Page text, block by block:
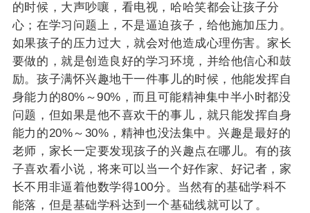
的时候，大声吵嚷，看电视，哈哈笑都会让孩子分
心；在学习问题上，不是逼迫孩子，给他施加压力。
如果孩子的压力过大，就会对他造成心理伤害。家长
要做的，就是创造良好的学习环境，并给他信心和鼓
励。孩子满怀兴趣地干一件事儿的时候，他能发挥自
身能力的80%～90%，而且可能精神集中半小时都没
问题，但如果是他不喜欢干的事儿，就只能发挥自身
能力的20%～30%，精神也没法集中。兴趣是最好的
老师，家长一定要发现孩子的兴趣点在哪儿。有的孩
子喜欢看小说，将来可以当一个好作家、好记者，家
长不用非逼着他数学得100分。当然有的基础学科不
能落，但是基础学科达到一个基础线就可以了。